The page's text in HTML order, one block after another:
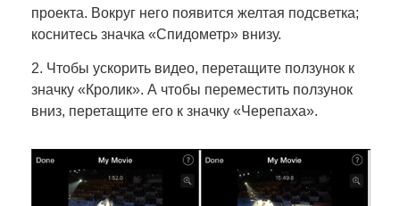
проекта. Вокруг него появится желтая подсветка;
коснитесь значка «Спидометр» внизу.
2. Чтобы ускорить видео, перетащите ползунок к
значку «Кролик». А чтобы переместить ползунок
вниз, перетащите его к значку «Черепаха».